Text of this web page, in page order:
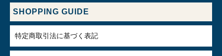
SHOPPING GUIDE
特定商取引法に基づく表記